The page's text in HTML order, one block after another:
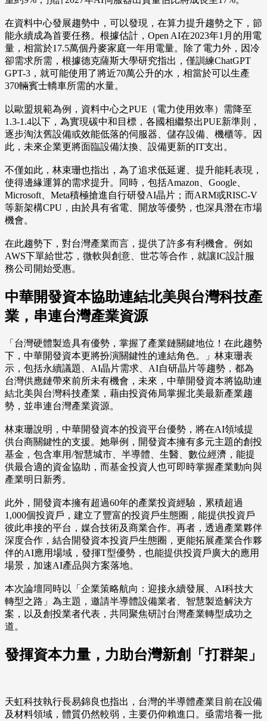
在資料中心發展趨勢中，可以發現，在算力提升趨勢之下，節
能永續成為首要任務。根據估計，Open AI在2023年1月的用電
量，相當於17.5萬個丹麥家庭一年用電量。除了電力外，因冷
卻需求所需，根據德克薩斯大學研究指出，僅訓練ChatGPT
GPT-3，就可能使用了將近70萬公升的水，相當於可以生產
370輛賓士轎車所需的水量。
以歐盟規範為例，資料中心之PUE（電力使用效率）需降至
1.3-1.4以下，為實現碳中和目標，各國相繼祭出PUE新準則，
逐步淘汰舊設備或效能低落的伺服器、儲存設備、機櫃等。因
此，未來企業更將面臨設備汰換、設備更新的IT支出。
不僅如此，林束珊也指出，為了追求低延遲、提升能耗表現，
使得邊緣運算的需求提升。同時，包括Amazon、Google、
Microsoft、Meta積極搶進自行研發AI晶片；而ARM或RISC-V
等新架構CPU，由於具有省電、開放等優勢，也深具潛在市場
機會。
在此趨勢下，對台灣產業而言，提供了許多有利機會。例如
AWS下單給世芯，微軟與創意、世芯等合作，就讓IC設計服
務公司開始受惠。
中華開發資本協助連結北美與台灣科技產
業，串連台灣產業資源
「台灣硬體製造具有優勢，掌握了產業鏈關鍵地位！在此趨勢
下，中華開發資本更將扮演關鍵性的連結角色。」林束珊表
示，包括永續議題、AI晶片需求、AI自研晶片等趨勢，都為
台灣供應鏈帶來前所未有機會，未來，中華開發資本將協助連
結北美與台灣科技產業，藉由投資佈局掌握北美最新產業趨
勢，並串連台灣產業資源。
林束珊說明，中華開發資本的投資平台優勢，將在AI領域提
供台商關鍵性的支援。她舉例，開發資本擁有多元主題的創投
基金，包含車用/智慧城市、半導體、生醫、數位經濟，能提
供最合適的資金協助，而基金投資人也可即時掌握產業動向與
產業明日新秀。
此外，開發資本擁有超過60年的產業投資經驗，累積超過
1,000個投資戶，建立了豐富的投資戶生態圈，能提供投資戶
彼此串接的平台，媒合技術及商業合作。再者，透過產業夥伴
深度合作，結合開發資本投資戶生態圈，更能拓展產業合作夥
伴的AI應用場域，發揮T型優勢，也能提供投資戶廣大的應用
場景，加速AI產品與方案落地。
本次論壇同時以「企業策略航向：迎接永續發展、AI科技大
轉型之路」為主題，邀請半導體設備業者、智慧製造解決方
案，以及創投業者代表，共同聚焦研討台灣產業轉型成功之
道。
發揮資本力量，力助台灣新創「打群架」
天虹科技執行長易錦良也指出，台灣的半導體產業目前在設備
及材料領域，體質仍然較弱，主要仍仰賴進口。亟需培養一批